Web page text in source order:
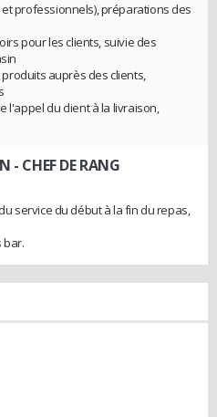
professionnels), préparations des
pour les clients, suivie des
auprès des clients,
l'appel du client à la livraison,
- CHEF DE RANG
service du début à la fin du repas,
bar.